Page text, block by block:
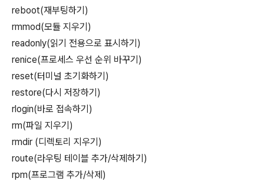
reboot(재부팅하기)
rmmod(모듈 지우기)
readonly(읽기 전용으로 표시하기)
renice(프로세스 우선 순위 바꾸기)
reset(터미널 초기화하기)
restore(다시 저장하기)
rlogin(바로 접속하기)
rm(파일 지우기)
rmdir (디렉토리 지우기)
route(라우팅 테이블 추가/삭제하기)
rpm(프로그램 추가/삭제)